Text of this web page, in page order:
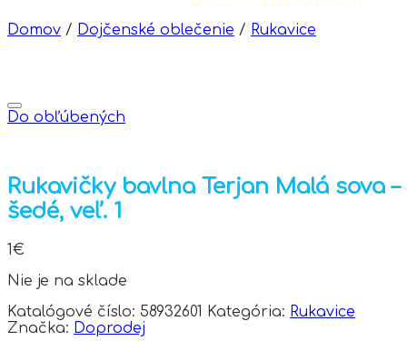
Domov / Dojčenské oblečenie / Rukavice
Do obľúbených
Rukavičky bavlna Terjan Malá sova –
šedé, veľ. 1
1€
Nie je na sklade
Katalógové číslo: 58932601 Kategória: Rukavice
Značka: Doprodej